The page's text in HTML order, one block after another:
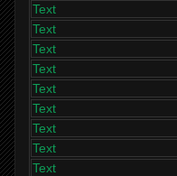
Text
Text
Text
Text
Text
Text
Text
Text
Text